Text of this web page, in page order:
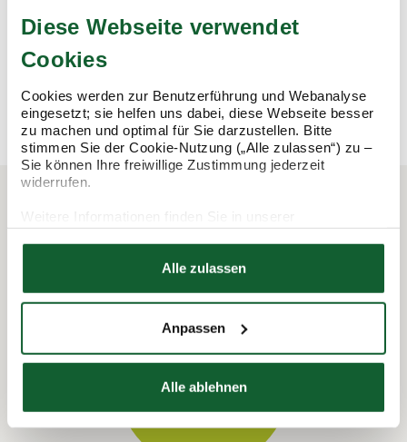
Diese Webseite verwendet
Cookies
Cookies werden zur Benutzerführung und Webanalyse
eingesetzt; sie helfen uns dabei, diese Webseite besser
zu machen und optimal für Sie darzustellen. Bitte
stimmen Sie der Cookie-Nutzung („Alle zulassen“) zu –
Sie können Ihre freiwillige Zustimmung jederzeit
widerrufen.
Datenschutzerklärung
Alle zulassen
Anpassen
Alle ablehnen
übernehmen alle Arbeiten rund um die Steuererklärung und
sichern damit Ihre Steuervorteile.
mehr erfahren
mehr erfahren
In 3 Schritten zur Steuererklärung.
So funktioniert's: